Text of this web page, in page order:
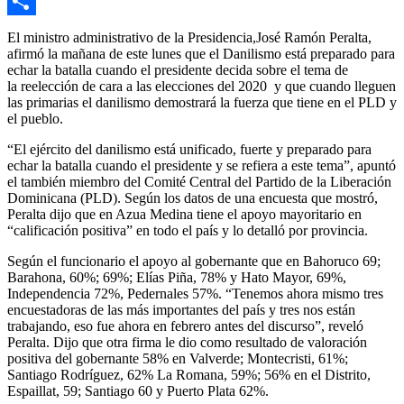
Compartir
El ministro administrativo de la Presidencia,José Ramón Peralta,
afirmó la mañana de este lunes que el Danilismo está preparado para
echar la batalla cuando el presidente decida sobre el tema de
la reelección de cara a las elecciones del 2020 y que cuando lleguen
las primarias el danilismo demostrará la fuerza que tiene en el PLD y
el pueblo.
“El ejército del danilismo está unificado, fuerte y preparado para
echar la batalla cuando el presidente y se refiera a este tema”, apuntó
el también miembro del Comité Central del Partido de la Liberación
Dominicana (PLD). Según los datos de una encuesta que mostró,
Peralta dijo que en Azua Medina tiene el apoyo mayoritario en
“calificación positiva” en todo el país y lo detalló por provincia.
Según el funcionario el apoyo al gobernante que en Bahoruco 69;
Barahona, 60%; 69%; Elías Piña, 78% y Hato Mayor, 69%,
Independencia 72%, Pedernales 57%. “Tenemos ahora mismo tres
encuestadoras de las más importantes del país y tres nos están
trabajando, eso fue ahora en febrero antes del discurso”, reveló
Peralta. Dijo que otra firma le dio como resultado de valoración
positiva del gobernante 58% en Valverde; Montecristi, 61%;
Santiago Rodríguez, 62% La Romana, 59%; 56% en el Distrito,
Espaillat, 59; Santiago 60 y Puerto Plata 62%.